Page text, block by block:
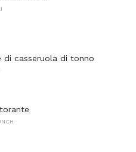
di casseruola di tonno